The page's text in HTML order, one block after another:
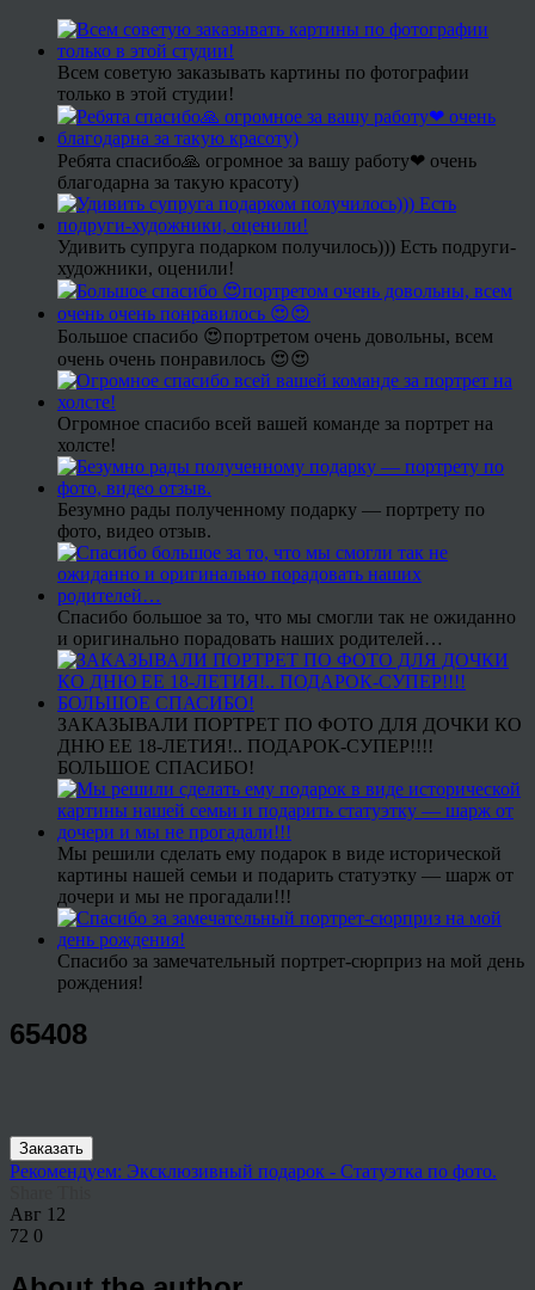
Всем советую заказывать картины по фотографии
только в этой студии!
Ребята спасибо🙏 огромное за вашу работу❤ очень
благодарна за такую красоту)
Удивить супруга подарком получилось))) Есть подруги-
художники, оценили!
Большое спасибо 😍портретом очень довольны, всем
очень очень понравилось 😍😍
Огромное спасибо всей вашей команде за портрет на
холсте!
Безумно рады полученному подарку — портрету по
фото, видео отзыв.
Спасибо большое за то, что мы смогли так не ожиданно
и оригинально порадовать наших родителей…
ЗАКАЗЫВАЛИ ПОРТРЕТ ПО ФОТО ДЛЯ ДОЧКИ КО
ДНЮ ЕЕ 18-ЛЕТИЯ!.. ПОДАРОК-СУПЕР!!!!
БОЛЬШОЕ СПАСИБО!
Мы решили сделать ему подарок в виде исторической
картины нашей семьи и подарить статуэтку — шарж от
дочери и мы не прогадали!!!
Спасибо за замечательный портрет-сюрприз на мой день
рождения!
65408
Заказать
Рекомендуем: Эксклюзивный подарок - Статуэтка по фото.
Авг 12
72 0